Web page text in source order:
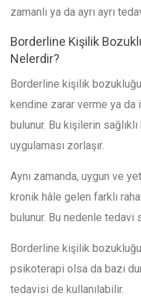
zamanlı ya da ayrı ayrı
Borderline Kişilik
Nelerdir?
Borderline kişilik
kendine zarar verme ya
bulunur. Bu kişilerin
uygulaması zorlaşır.
Aynı zamanda, uygun ve
kronik hâle gelen farklı
bulunur. Bu nedenle tedavi
Borderline kişilik
psikoterapi olsa da bazı
tedavisi de kullanılabilir.